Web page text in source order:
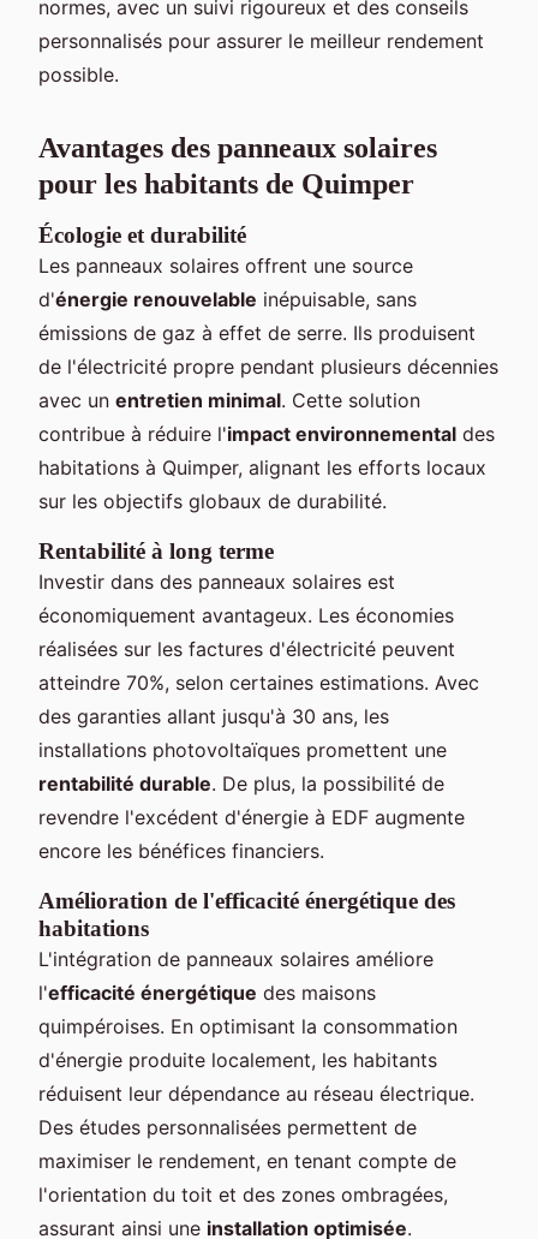
normes, avec un suivi rigoureux et des conseils
personnalisés pour assurer le meilleur rendement
possible.
Avantages des panneaux solaires
pour les habitants de Quimper
Écologie et durabilité
Les panneaux solaires offrent une source
d'énergie renouvelable inépuisable, sans
émissions de gaz à effet de serre. Ils produisent
de l'électricité propre pendant plusieurs décennies
avec un entretien minimal. Cette solution
contribue à réduire l'impact environnemental des
habitations à Quimper, alignant les efforts locaux
sur les objectifs globaux de durabilité.
Rentabilité à long terme
Investir dans des panneaux solaires est
économiquement avantageux. Les économies
réalisées sur les factures d'électricité peuvent
atteindre 70%, selon certaines estimations. Avec
des garanties allant jusqu'à 30 ans, les
installations photovoltaïques promettent une
rentabilité durable. De plus, la possibilité de
revendre l'excédent d'énergie à EDF augmente
encore les bénéfices financiers.
Amélioration de l'efficacité énergétique des
habitations
L'intégration de panneaux solaires améliore
l'efficacité énergétique des maisons
quimpéroises. En optimisant la consommation
d'énergie produite localement, les habitants
réduisent leur dépendance au réseau électrique.
Des études personnalisées permettent de
maximiser le rendement, en tenant compte de
l'orientation du toit et des zones ombragées,
assurant ainsi une installation optimisée.